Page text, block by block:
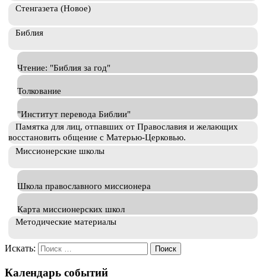
Стенгазета (Новое)
Библия
Чтение: "Библия за год"
Толкование
"Институт перевода Библии"
Памятка для лиц, отпавших от Православия и желающих
восстановить общение с Матерью-Церковью.
Миссионерские школы
Школа православного миссионера
Карта миссионерских школ
Методические материалы
Искать:
Календарь событий